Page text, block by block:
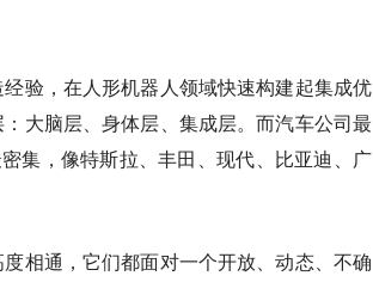
验，在人形机器人领域快速构建起集成优
大脑层、身体层、集成层。而汽车公司最
集，像特斯拉、丰田、现代、比亚迪、广
相通，它们都面对一个开放、动态、不确